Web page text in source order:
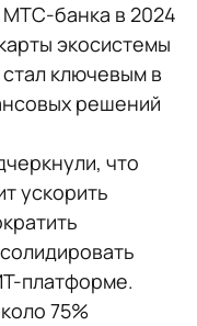
МТС-банка в 2024
экосистемы
ключевым в
решений
что
ускорить
платформе.
75%